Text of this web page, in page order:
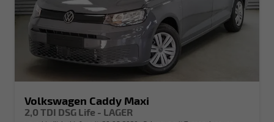
Volkswagen Caddy Maxi
2,0 TDI DSG Life - LAGER